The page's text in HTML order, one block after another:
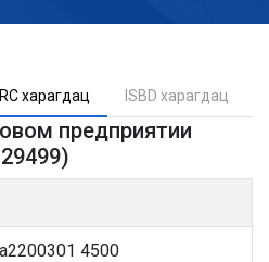
харагдац ISBD харагдац
предприятии
4500